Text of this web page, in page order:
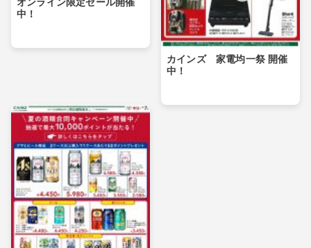
中！
カインズ 家電均一祭 開催
中！